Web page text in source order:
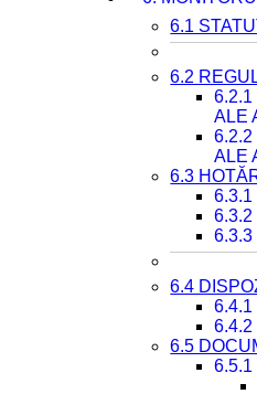
6.1
6.2
ALE
ALE
6.3
6.4
6.5
6.5.1